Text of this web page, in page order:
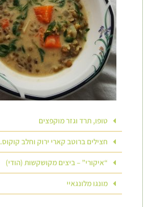
טופו, תרד וגזר מוקפצים
חצילים ברוטב קארי ירוק וחלב קוקוס.
“איקורי” – ביצים מקושקשות (הודי)
מונגו מלונגאיי